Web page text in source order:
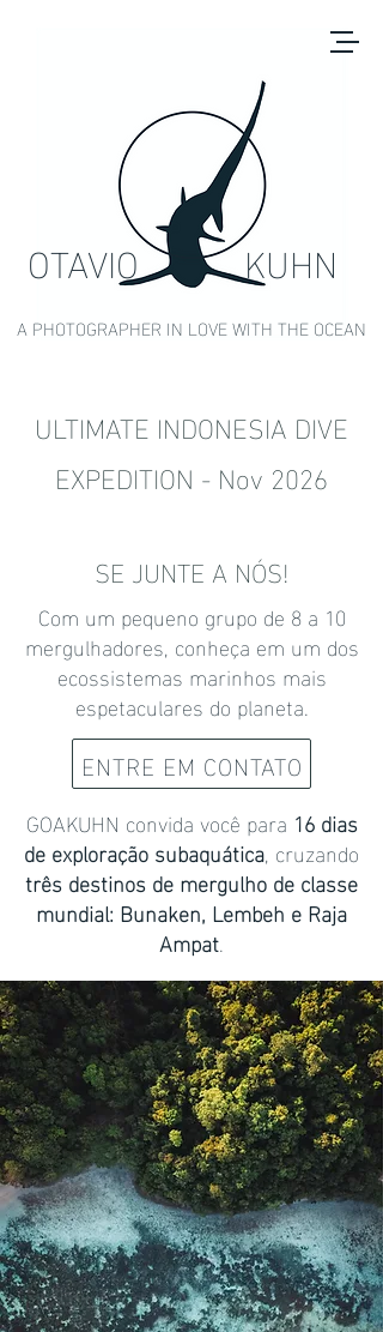
OTAVIO KUHN
A PHOTOGRAPHER IN LOVE WITH THE OCEAN
ULTIMATE INDONESIA DIVE
EXPEDITION - Nov 2026
SE JUNTE A NÓS!
Com um pequeno grupo de 8 a 10
mergulhadores, conheça em um dos
ecossistemas marinhos mais
espetaculares do planeta.
ENTRE EM CONTATO
GOAKUHN convida você para 16 dias
de exploração subaquática, cruzando
três destinos de mergulho de classe
mundial: Bunaken, Lembeh e Raja
Ampat.